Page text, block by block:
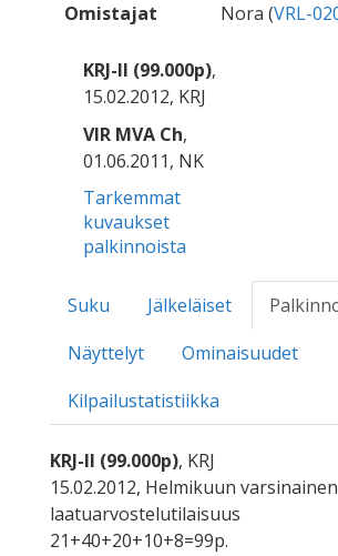
Omistajat
Nora (VRL-
KRJ-II (99.000p),
15.02.2012, KRJ
VIR MVA Ch,
01.06.2011, NK
Tarkemmat
kuvaukset
palkinnoista
Suku Jälkeläiset
Näyttelyt
Ominaisuudet
Kilpailustatistiikka
KRJ-II (99.000p), KRJ
15.02.2012, Helmikuun varsinainen
laatuarvostelutilaisuus
21+40+20+10+8=99p.